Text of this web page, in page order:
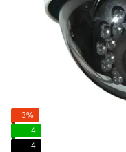
−3%
4
4